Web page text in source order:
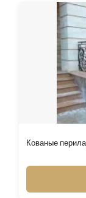
Кованые